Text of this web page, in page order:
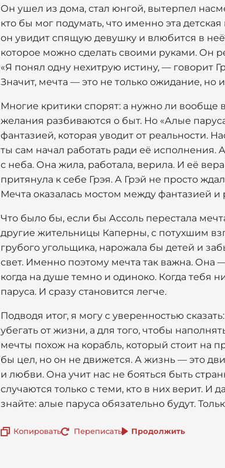
Он ушел из дома, стал юнгой, вытерпел
кто бы мог подумать, что именно эта
он увидит спящую девушку и влюбится в
которое можно сделать своими руками. Он
«Я понял одну нехитрую истину, — говорит
Значит, мечта — это не только ожидание, но
Многие критики спорят: а нужно ли вообще
желания разбиваются о быт. Но «Алые
фантазией, которая уводит от реальности.
ты сам начал работать ради её исполнения.
с неба. Она жила, работала, верила. И её
притянула к себе Грэя. А Грэй не просто
Мечта оказалась мостом между фантазией и
Что было бы, если бы Ассоль перестала
другие жительницы Каперны, с потухшим
грубого угольщика, нарожала бы детей и
свет. Именно поэтому мечта так важна. Она
когда на душе темно и одиноко. Когда тебя
паруса. И сразу становится легче.
Подводя итог, я могу с уверенностью
убегать от жизни, а для того, чтобы
мечты похож на корабль, который стоит на
бы цел, но он не движется. А жизнь — это
и любви. Она учит нас не бояться быть
случаются только с теми, кто в них верит. И
знайте: алые паруса обязательно будут.
Копировать Переписать Продолжить